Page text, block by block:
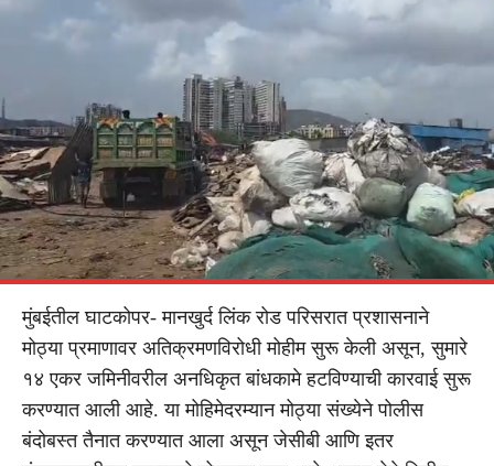
मुंबईतील घाटकोपर- मानखुर्द लिंक रोड परिसरात प्रशासनाने
मोठ्या प्रमाणावर अतिक्रमणविरोधी मोहीम सुरू केली असून, सुमारे
१४ एकर जमिनीवरील अनधिकृत बांधकामे हटविण्याची कारवाई सुरू
करण्यात आली आहे. या मोहिमेदरम्यान मोठ्या संख्येने पोलीस
बंदोबस्त तैनात करण्यात आला असून जेसीबी आणि इतर